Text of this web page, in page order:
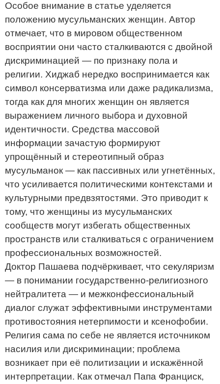
Особое внимание в статье уделяется
положению мусульманских женщин. Автор
отмечает, что в мировом общественном
восприятии они часто сталкиваются с двойной
дискриминацией — по признаку пола и
религии. Хиджаб нередко воспринимается как
символ консерватизма или даже радикализма,
тогда как для многих женщин он является
выражением личного выбора и духовной
идентичности. Средства массовой
информации зачастую формируют
упрощённый и стереотипный образ
мусульманок — как пассивных или угнетённых,
что усиливается политическими контекстами и
культурными предвзятостями. Это приводит к
тому, что женщины из мусульманских
сообществ могут избегать общественных
пространств или сталкиваться с ограничением
профессиональных возможностей.
Доктор Пашаева подчёркивает, что секуляризм
— в понимании государственно-религиозного
нейтралитета — и межконфессиональный
диалог служат эффективными инструментами
противостояния нетерпимости и ксенофобии.
Религия сама по себе не является источником
насилия или дискриминации; проблема
возникает при её политизации и искажённой
интерпретации. Как отмечал Папа Франциск,